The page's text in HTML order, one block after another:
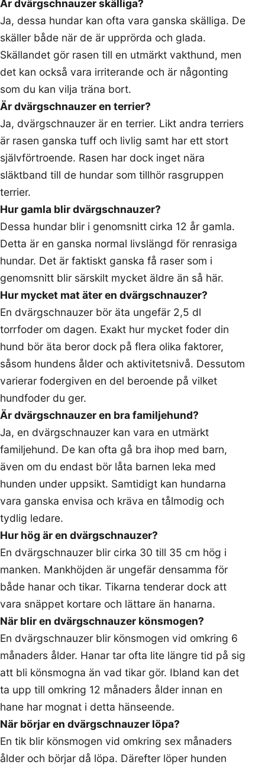
Är dvärgschnauzer skälliga?
Ja, dessa hundar kan ofta vara ganska skälliga. De
skäller både när de är upprörda och glada.
Skällandet gör rasen till en utmärkt vakthund, men
det kan också vara irriterande och är någonting
som du kan vilja träna bort.
Är dvärgschnauzer en terrier?
Ja, dvärgschnauzer är en terrier. Likt andra terriers
är rasen ganska tuff och livlig samt har ett stort
självförtroende. Rasen har dock inget nära
släktband till de hundar som tillhör rasgruppen
terrier.
Hur gamla blir dvärgschnauzer?
Dessa hundar blir i genomsnitt cirka 12 år gamla.
Detta är en ganska normal livslängd för renrasiga
hundar. Det är faktiskt ganska få raser som i
genomsnitt blir särskilt mycket äldre än så här.
Hur mycket mat äter en dvärgschnauzer?
En dvärgschnauzer bör äta ungefär 2,5 dl
torrfoder om dagen. Exakt hur mycket foder din
hund bör äta beror dock på flera olika faktorer,
såsom hundens ålder och aktivitetsnivå. Dessutom
varierar fodergiven en del beroende på vilket
hundfoder du ger.
Är dvärgschnauzer en bra familjehund?
Ja, en dvärgschnauzer kan vara en utmärkt
familjehund. De kan ofta gå bra ihop med barn,
även om du endast bör låta barnen leka med
hunden under uppsikt. Samtidigt kan hundarna
vara ganska envisa och kräva en tålmodig och
tydlig ledare.
Hur hög är en dvärgschnauzer?
En dvärgschnauzer blir cirka 30 till 35 cm hög i
manken. Mankhöjden är ungefär densamma för
både hanar och tikar. Tikarna tenderar dock att
vara snäppet kortare och lättare än hanarna.
När blir en dvärgschnauzer könsmogen?
En dvärgschnauzer blir könsmogen vid omkring 6
månaders ålder. Hanar tar ofta lite längre tid på sig
att bli könsmogna än vad tikar gör. Ibland kan det
ta upp till omkring 12 månaders ålder innan en
hane har mognat i detta hänseende.
När börjar en dvärgschnauzer löpa?
En tik blir könsmogen vid omkring sex månaders
ålder och börjar då löpa. Därefter löper hunden